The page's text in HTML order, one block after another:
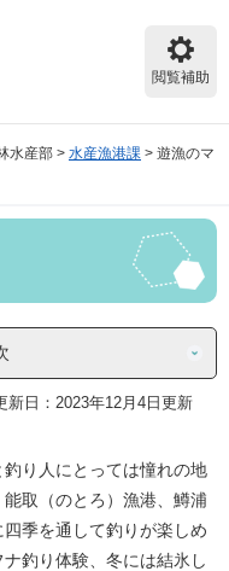
閲覧補助
水産部 > 水産漁港課 > 遊漁のマ
新日：2023年12月4日更新
り人にとっては憧れの地
取（のとろ）漁港、鱒浦
四季を通して釣りが楽しめ
釣り体験、冬には結氷し